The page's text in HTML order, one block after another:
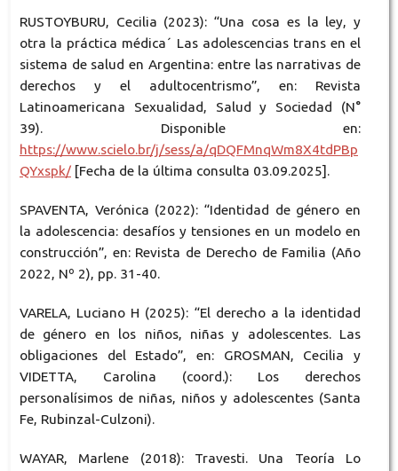
RUSTOYBURU, Cecilia (2023): “Una cosa es la ley, y
otra la práctica médica´ Las adolescencias trans en el
sistema de salud en Argentina: entre las narrativas de
derechos y el adultocentrismo”, en: Revista
Latinoamericana Sexualidad, Salud y Sociedad (N°
39). Disponible en:
https://www.scielo.br/j/sess/a/qDQFMnqWm8X4tdPBp
QYxspk/[Fecha de la última consulta 03.09.2025].
SPAVENTA, Verónica (2022): “Identidad de género en
la adolescencia: desafíos y tensiones en un modelo en
construcción”, en: Revista de Derecho de Familia (Año
2022, Nº 2), pp. 31-40.
VARELA, Luciano H (2025): “El derecho a la identidad
de género en los niños, niñas y adolescentes. Las
obligaciones del Estado”, en: GROSMAN, Cecilia y
VIDETTA, Carolina (coord.): Los derechos
personalísimos de niñas, niños y adolescentes (Santa
Fe, Rubinzal-Culzoni).
WAYAR, Marlene (2018): Travesti. Una Teoría Lo